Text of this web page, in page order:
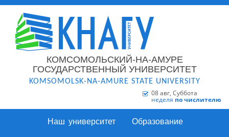
КОМСОМОЛЬСКИЙ-НА-АМУРЕ
ГОСУДАРСТВЕННЫЙ УНИВЕРСИТЕТ
KOMSOMOLSK-NA-AMURE STATE UNIVERSITY
08 авг, Суббота
неделя по числителю
Наш университет Образование